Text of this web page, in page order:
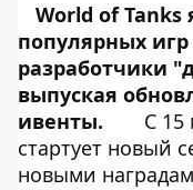
World of Tanks
популярных
разработчики
выпуская
ивенты.
С 15
стартует новый
новыми